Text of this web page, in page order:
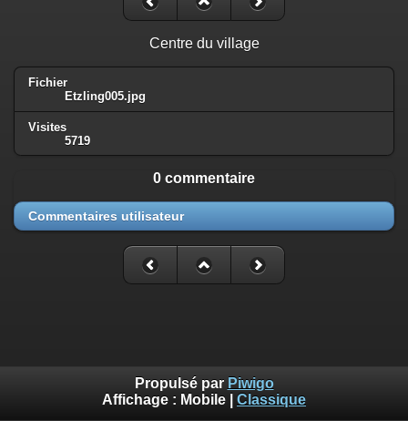
Centre du village
Fichier
Etzling005.jpg
Visites
5719
0 commentaire
Commentaires utilisateur
Propulsé par Piwigo
Affichage : Mobile Classique